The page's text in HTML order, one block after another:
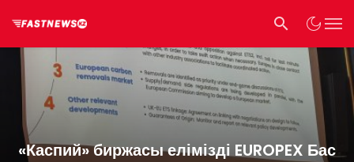
«Каспий» биржасы елімізді EUROPEX Бас